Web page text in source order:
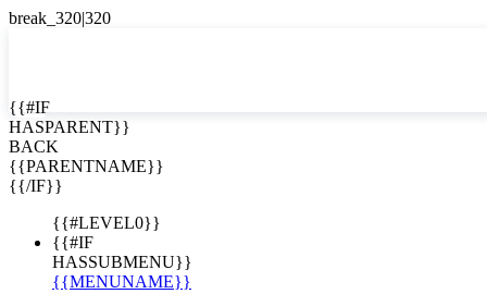

EN
ES
{{#IF
HASPARENT}}
BACK
{{PARENTNAME}}
{{/IF}}
{{#LEVEL0}}
{{#IF
HASSUBMENU}}
{{MENUNAME}}